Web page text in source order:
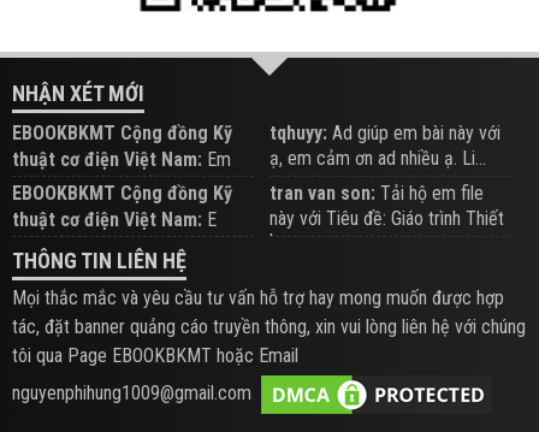
NHẬN XÉT MỚI
EBOOKBKMT Cộng đồng Kỹ
thuật cơ điện Việt Nam: Em
đăng trên Group hỗ trợ nhé
tqhuyy: Ad giúp em bài này với
ạ, em cảm ơn ad nhiều ạ. Li...
EBOOKBKMT Cộng đồng Kỹ
thuật cơ điện Việt Nam: E
xem hỗ trợ trên Group
tran van son: Tải hộ em file
này với Tiêu đề: Giáo trình Thiết
b...
THÔNG TIN LIÊN HỆ
Mọi thắc mắc và yêu cầu tư vấn hỗ trợ hay mong muốn được hợp
tác, đặt banner quảng cáo truyền thông, xin vui lòng liên hệ với chúng
tôi qua Page EBOOKBKMT hoặc Email
nguyenphihung1009@gmail.com